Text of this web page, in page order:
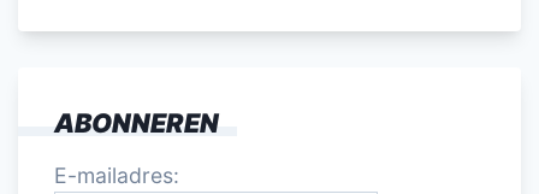
ABONNEREN
E-mailadres: